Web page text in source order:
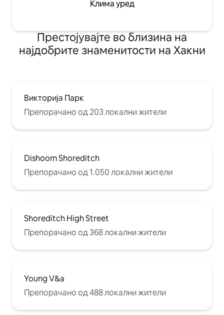
Клима уред
Престојувајте во близина на
најдобрите знаменитости на Хакни
Викторија Парк
Препорачано од 203 локални жители
Dishoom Shoreditch
Препорачано од 1.050 локални жители
Shoreditch High Street
Препорачано од 368 локални жители
Young V&a
Препорачано од 488 локални жители